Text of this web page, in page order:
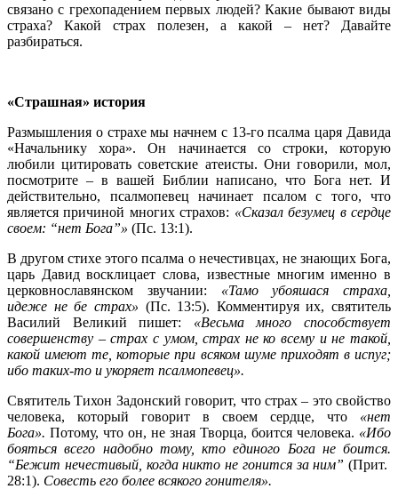
связано с грехопадением первых людей? Какие бывают виды
страха? Какой страх полезен, а какой – нет? Давайте
разбираться.
«Страшная» история
Размышления о страхе мы начнем с 13-го псалма царя Давида
«Начальнику хора». Он начинается со строки, которую
любили цитировать советские атеисты. Они говорили, мол,
посмотрите – в вашей Библии написано, что Бога нет. И
действительно, псалмопевец начинает псалом с того, что
является причиной многих страхов: «Сказал безумец в сердце
своем: “нет Бога”» (Пс. 13:1).
В другом стихе этого псалма о нечестивцах, не знающих Бога,
царь Давид восклицает слова, известные многим именно в
церковнославянском звучании: «Тамо убояшася страха,
идеже не бе страх» (Пс. 13:5). Комментируя их, святитель
Василий Великий пишет: «Весьма много способствует
совершенству – страх с умом, страх не ко всему и не такой,
какой имеют те, которые при всяком шуме приходят в испуг;
ибо таких-то и укоряет псалмопевец».
Святитель Тихон Задонский говорит, что страх – это свойство
человека, который говорит в своем сердце, что «нет
Бога». Потому, что он, не зная Творца, боится человека. «Ибо
бояться всего надобно тому, кто единого Бога не боится.
“Бежит нечестивый, когда никто не гонится за ним” (Прит.
28:1). Совесть его более всякого гонителя».